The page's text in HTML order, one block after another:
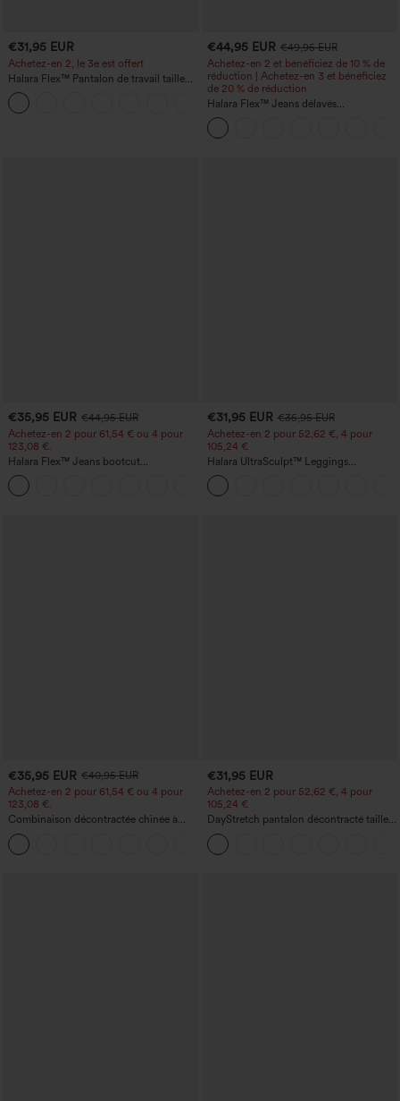
€31,95 EUR
Achetez-en 2, le 3e est offert
Halara Flex™ Pantalon de travail taille
haute avec poche latérale arrière et
légère coupe évasée
+13
€44,95 EUR €49,95 EUR
Achetez-en 2 et bénéficiez de 10 % de
réduction | Achetez-en 3 et bénéficiez
de 20 % de réduction
Halara Flex™ Jeans délavés
décontractés, coupe baggy à jambe
large, taille basse asymétrique, poches
zippées
€35,95 EUR €44,95 EUR
Achetez-en 2 pour 61,54 € ou 4 pour
123,08 €.
Halara Flex™ Jeans bootcut
décontractés taille haute, effet délavé,
avec poches
€31,95 EUR €35,95 EUR
Achetez-en 2 pour 52,62 €, 4 pour
105,24 €
Halara UltraSculpt™ Leggings
d'entraînement sculptants taille haute,
effet ventre plat, avec poche
€35,95 EUR €40,95 EUR
Achetez-en 2 pour 61,54 € ou 4 pour
123,08 €.
Combinaison décontractée chinée à
bretelles réglables, fronces et jambes
larges, avec poches — facile comme
tout
€31,95 EUR
Achetez-en 2 pour 52,62 €, 4 pour
105,24 €
DayStretch pantalon décontracté taille
haute avec poches et coupe droite